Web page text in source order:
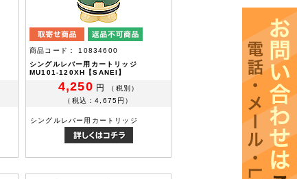
商品コード： 10834600
シングルレバー用カートリッジ
MU101-120XH【SANEI】
4,250 円
（税別）
（税込：4,675円）
シングルレバー用カートリッジ